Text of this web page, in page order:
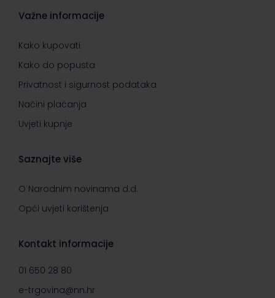
Važne informacije
Kako kupovati
Kako do popusta
Privatnost i sigurnost podataka
Načini plaćanja
Uvjeti kupnje
Saznajte više
O Narodnim novinama d.d.
Opći uvjeti korištenja
Kontakt informacije
01 650 28 80
e-trgovina@nn.hr